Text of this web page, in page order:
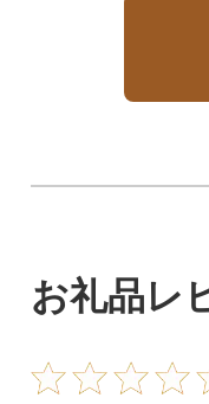
お礼品レ